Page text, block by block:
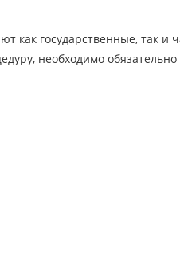
как государственные, так и
необходимо обязательно